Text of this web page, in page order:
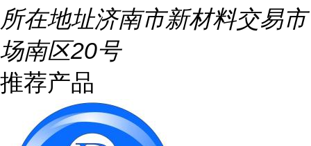
所在地址济南市新材料交易市
场南区20号
推荐产品